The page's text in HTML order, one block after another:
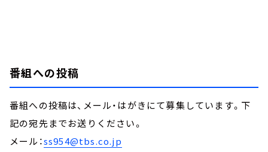
番組への投稿
番組への投稿は、メール・はがきにて募集しています。下
記の宛先までお送りください。
メール：ss954@tbs.co.jp